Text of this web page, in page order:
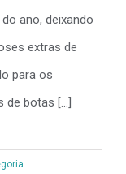
ano, deixando
extras de
para os
botas [...]